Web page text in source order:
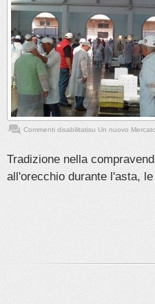
Commenti disabilitatisu Un nuovo
Tradizione nella
all'orecchio durante l'asta,